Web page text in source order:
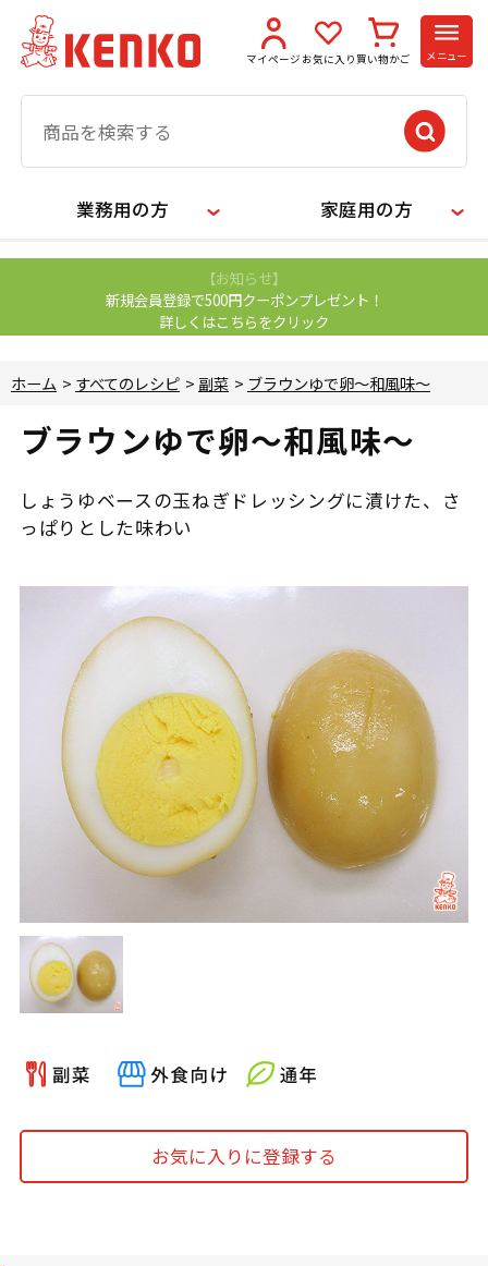
マイページ お気に入り 買い物かご メニュー
業務用の方 家庭用の方
【お知らせ】
新規会員登録で500円クーポンプレゼント！
詳しくはこちらをクリック
ホーム > すべてのレシピ > 副菜 > ブラウンゆで卵～和風味～
ブラウンゆで卵～和風味～
しょうゆベースの玉ねぎドレッシングに漬けた、さ
っぱりとした味わい
お気に入りに登録する